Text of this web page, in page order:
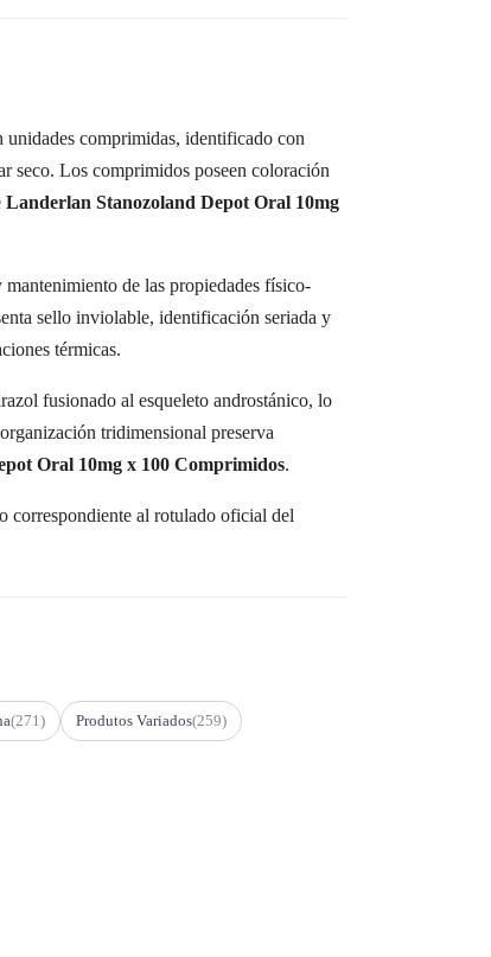
unidades comprimidas, identificado con
seco. Los comprimidos poseen coloración
Landerlan Stanozoland Depot Oral 10mg
de las propiedades físico-
sello inviolable, identificación seriada y
térmicas.
fusionado al esqueleto androstánico, lo
tridimensional preserva
Oral 10mg x 100 Comprimidos.
correspondiente al rotulado oficial del
(271) Produtos Variados(259)